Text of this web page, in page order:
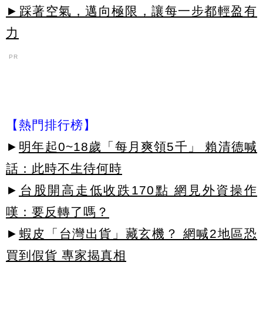
►踩著空氣，邁向極限，讓每一步都輕盈有
力
PR
【熱門排行榜】
► 明年起0~18歲「每月爽領5千」 賴清德喊
話：此時不生待何時
► 台股開高走低收跌170點 網見外資操作
嘆：要反轉了嗎？
► 蝦皮「台灣出貨」藏玄機？ 網喊2地區恐
買到假貨 專家揭真相